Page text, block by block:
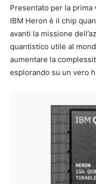
Presentato per la prima
IBM Heron è il chip
avanti la missione
quantistico utile al
aumentare la
esplorando su un vero